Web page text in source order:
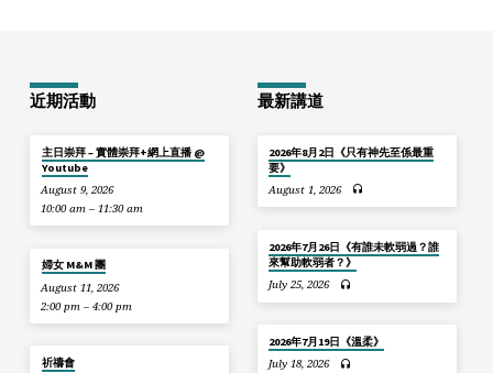
近期活動
主日崇拜 – 實體崇拜+網上直播 @
Youtube
August 9, 2026
10:00 am – 11:30 am
婦女 M&M 團
August 11, 2026
2:00 pm – 4:00 pm
祈禱會
最新講道
2026年8月2日《只有神先至係最重
要》
August 1, 2026
2026年7月26日《有誰未軟弱過？誰
來幫助軟弱者？》
July 25, 2026
2026年7月19日《溫柔》
July 18, 2026